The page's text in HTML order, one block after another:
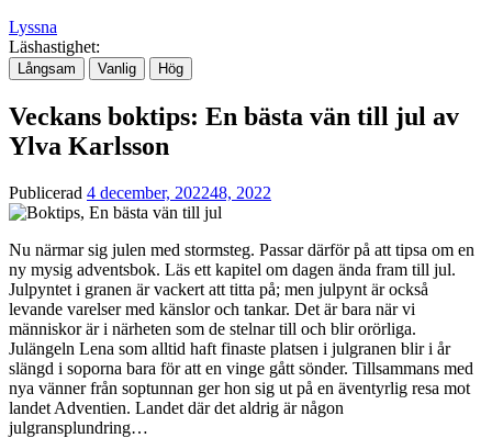
Lyssna
Läshastighet:
Långsam Vanlig Hög
Veckans boktips: En bästa vän till jul av
Ylva Karlsson
Publicerad 4 december, 202248, 2022
Nu närmar sig julen med stormsteg. Passar därför på att tipsa om en
ny mysig adventsbok. Läs ett kapitel om dagen ända fram till jul.
Julpyntet i granen är vackert att titta på; men julpynt är också
levande varelser med känslor och tankar. Det är bara när vi
människor är i närheten som de stelnar till och blir orörliga.
Julängeln Lena som alltid haft finaste platsen i julgranen blir i år
slängd i soporna bara för att en vinge gått sönder. Tillsammans med
nya vänner från soptunnan ger hon sig ut på en äventyrlig resa mot
landet Adventien. Landet där det aldrig är någon
julgransplundring…